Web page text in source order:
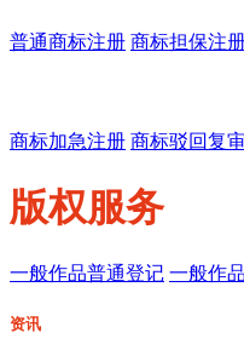
普通商标注册 商标担保注
商标加急注册 商标驳回复审
版权服务
一般作品普通登记 一般作
资讯